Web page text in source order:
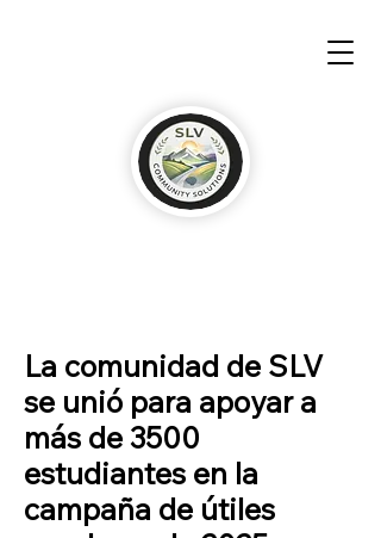
La comunidad de SLV
se unió para apoyar a
más de 3500
estudiantes en la
campaña de útiles